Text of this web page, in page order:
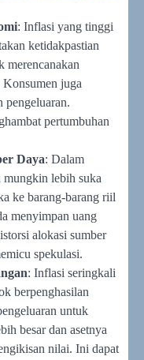
: Inflasi yang tinggi
ketidakpastian
merencanakan
juga
pengeluaran.
pertumbuhan
Daya: Dalam
lebih suka
ke barang-barang riil
menyimpan uang
alokasi sumber
spekulasi.
: Inflasi seringkali
berpenghasilan
untuk
besar dan asetnya
nilai. Ini dapat